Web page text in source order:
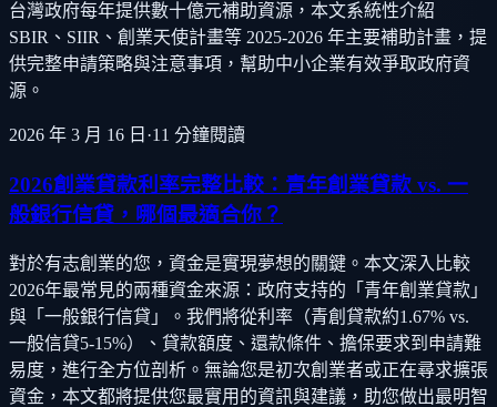
台灣政府每年提供數十億元補助資源，本文系統性介紹
SBIR、SIIR、創業天使計畫等 2025-2026 年主要補助計畫，提
供完整申請策略與注意事項，幫助中小企業有效爭取政府資
源。
2026 年 3 月 16 日 ·11 分鐘閱讀
2026創業貸款利率完整比較：青年創業貸款 vs. 一
般銀行信貸，哪個最適合你？
對於有志創業的您，資金是實現夢想的關鍵。本文深入比較
2026年最常見的兩種資金來源：政府支持的「青年創業貸款」
與「一般銀行信貸」。我們將從利率（青創貸款約1.67% vs.
一般信貸5-15%）、貸款額度、還款條件、擔保要求到申請難
易度，進行全方位剖析。無論您是初次創業者或正在尋求擴張
資金，本文都將提供您最實用的資訊與建議，助您做出最明智